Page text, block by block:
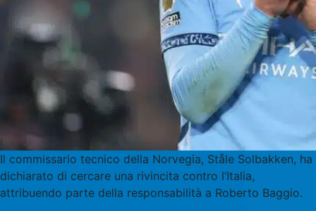
Il commissario tecnico della Norvegia, Ståle Solbakken, ha
dichiarato di cercare una rivincita contro l’Italia,
attribuendo parte della responsabilità a Roberto Baggio.